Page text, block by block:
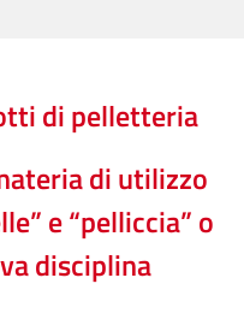
di pelletteria
di utilizzo
e “pelliccia” o
disciplina